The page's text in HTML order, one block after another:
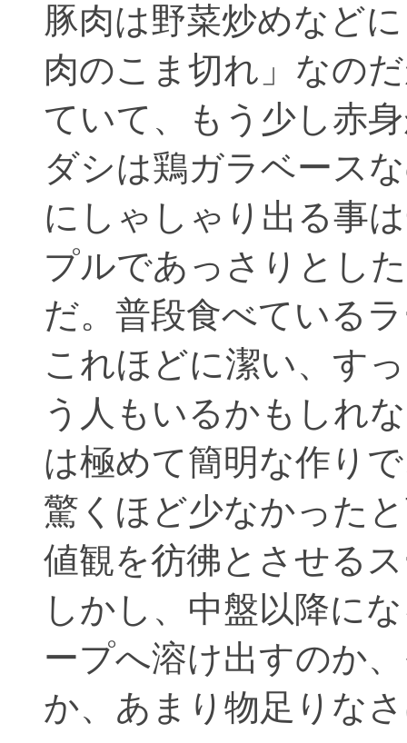
豚肉は野菜炒めなど
肉のこま切れ」なの
ていて、もう少し赤
ダシは鶏ガラベース
にしゃしゃり出る事
プルであっさりとし
だ。普段食べている
これほどに潔い、す
う人もいるかもしれ
は極めて簡明な作り
驚くほど少なかった
値観を彷彿とさせる
しかし、中盤以降に
ープへ溶け出すのか
か、あまり物足りな